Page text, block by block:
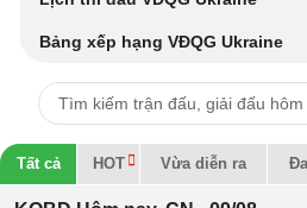
Bảng xếp hạng VĐQG Ukraine
Tất cả HOT Vừa diễn ra